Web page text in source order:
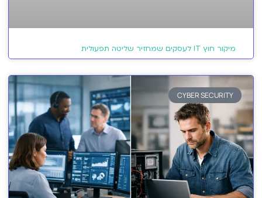
מיקור חוץ IT לעסקים שמחזיר שליטה תפעולית
CYBER SECURITY